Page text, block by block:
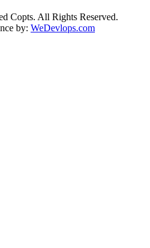
Copts. All Rights Reserved.
by: WeDevlops.com